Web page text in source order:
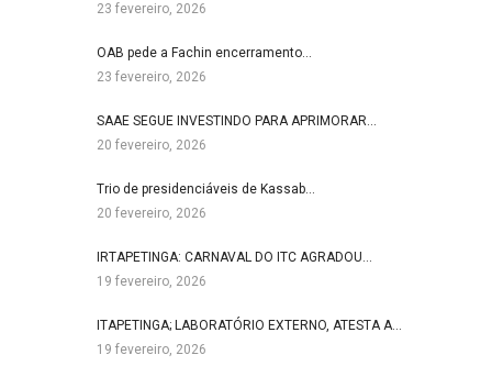
23 fevereiro, 2026
OAB pede a Fachin encerramento…
23 fevereiro, 2026
SAAE SEGUE INVESTINDO PARA APRIMORAR…
20 fevereiro, 2026
Trio de presidenciáveis de Kassab…
20 fevereiro, 2026
IRTAPETINGA: CARNAVAL DO ITC AGRADOU…
19 fevereiro, 2026
ITAPETINGA; LABORATÓRIO EXTERNO, ATESTA A…
19 fevereiro, 2026